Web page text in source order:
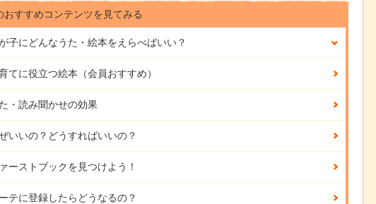
おすすめコンテンツを見てみる
子にどんなうた・絵本をえらべばいい？
てに役立つ絵本（会員おすすめ）
・読み聞かせの効果
いいの？どうすればいいの？
ーストブックを見つけよう！
テに登録したらどうなるの？